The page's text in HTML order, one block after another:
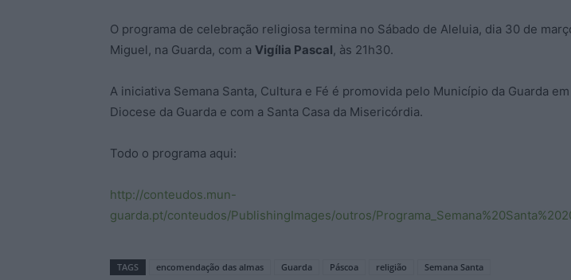
O programa de celebração religiosa termina no Sábado de Aleluia, dia 30 de
Miguel, na Guarda, com a Vigília Pascal, às 21h30.
A iniciativa Semana Santa, Cultura e Fé é promovida pelo Município da Guarda
Diocese da Guarda e com a Santa Casa da Misericórdia.
Todo o programa aqui:
http://conteudos.mun-
guarda.pt/conteudos/PublishingImages/outros/
TAGS encomendação das almas Guarda Páscoa religião Semana Santa